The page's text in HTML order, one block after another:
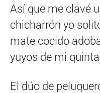
Así que me clavé
chicharrón yo
mate cocido
yuyos de mi
El dúo de